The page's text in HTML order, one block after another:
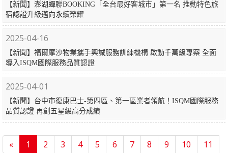
【新聞】澎湖蟬聯BOOKING「全台最好客城市」第一名 推動特色旅
宿認證升級邁向永續榮耀
2025-04-16
【新聞】福爾摩沙物業攜手興誠服務訓練機構 啟動千萬級專案 全面
導入ISQM國際服務品質認證
2025-04-01
【新聞】台中市復康巴士-第四區、第一區業者領航！ISQM國際服務
品質認證 再創五星級高分成績
« 1 2 3 4 5 6 7 8 9 10
11